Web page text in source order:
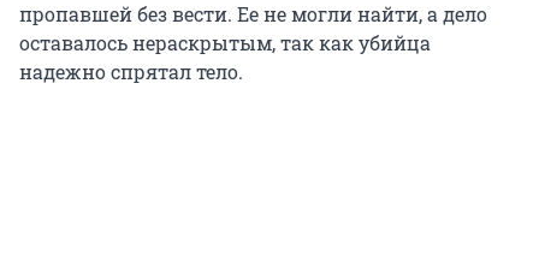
пропавшей без вести. Ее не могли найти, а дело
оставалось нераскрытым, так как убийца
надежно спрятал тело.